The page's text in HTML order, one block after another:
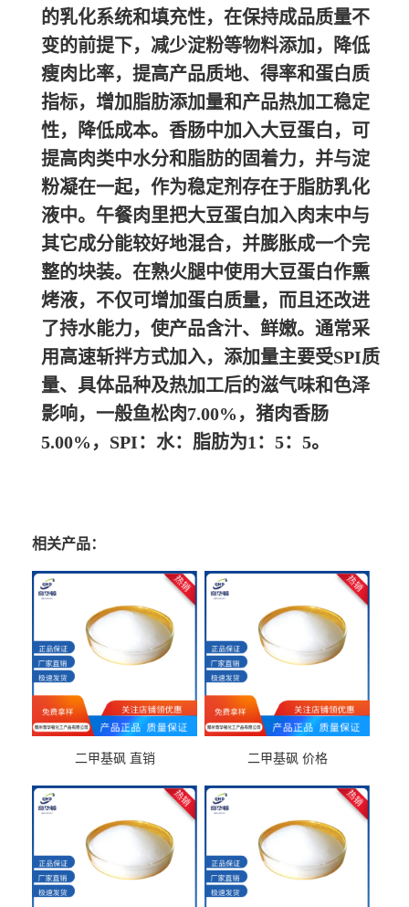
的乳化系统和填充性，在保持成品质量不
变的前提下，减少淀粉等物料添加，降低
瘦肉比率，提高产品质地、得率和蛋白质
指标，增加脂肪添加量和产品热加工稳定
性，降低成本。香肠中加入大豆蛋白，可
提高肉类中水分和脂肪的固着力，并与淀
粉凝在一起，作为稳定剂存在于脂肪乳化
液中。午餐肉里把大豆蛋白加入肉末中与
其它成分能较好地混合，并膨胀成一个完
整的块装。在熟火腿中使用大豆蛋白作熏
烤液，不仅可增加蛋白质量，而且还改进
了持水能力，使产品含汁、鲜嫩。通常采
用高速斩拌方式加入，添加量主要受SPI质
量、具体品种及热加工后的滋气味和色泽
影响，一般鱼松肉7.00%，猪肉香肠
5.00%，SPI：水：脂肪为1：5：5。
相关产品：
二甲基砜 直销 二甲基砜 价格